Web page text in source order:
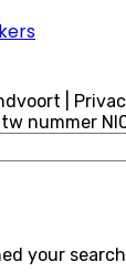
|
nummer
your